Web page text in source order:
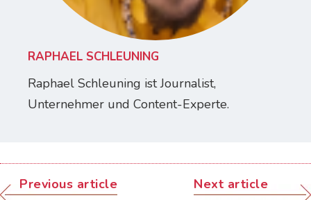
RAPHAEL SCHLEUNING
Raphael Schleuning ist Journalist,
Unternehmer und Content-Experte.
Previous article Next article